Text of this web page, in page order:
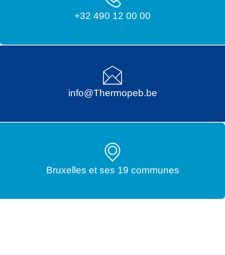
+32 490 12 00 00
info@Thermopeb.be
Bruxelles et ses 19 communes